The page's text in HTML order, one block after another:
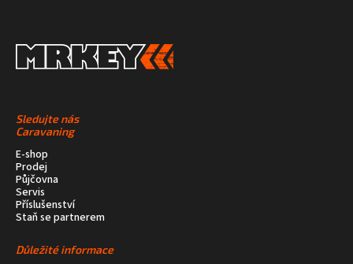
Sledujte nás
Caravaning
E-shop
Prodej
Půjčovna
Servis
Příslušenství
Staň se partnerem
Důležité informace